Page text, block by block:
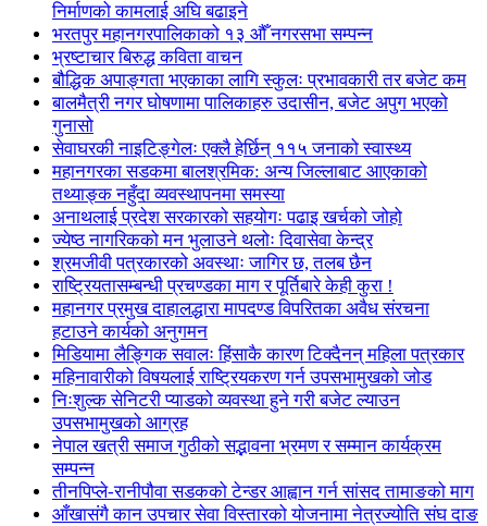
निर्माणको कामलाई अघि बढाइने
भरतपुर महानगरपालिकाको १३ औँ नगरसभा सम्पन्न
भ्रष्टाचार बिरुद्ध कविता वाचन
बौद्धिक अपाङ्गता भएकाका लागि स्कुलः प्रभावकारी तर बजेट कम
बालमैत्री नगर घोषणामा पालिकाहरु उदासीन, बजेट अपुग भएको
गुनासो
सेवाघरकी नाइटिङ्गेलः एक्लै हेर्छिन् ११५ जनाको स्वास्थ्य
महानगरका सडकमा बालश्रमिक: अन्य जिल्लाबाट आएकाको
तथ्याङ्क नहुँदा व्यवस्थापनमा समस्या
अनाथलाई प्रदेश सरकारको सहयोगः पढाइ खर्चको जोहो
ज्येष्ठ नागरिकको मन भुलाउने थलोः दिवासेवा केन्द्र
श्रमजीवी पत्रकारको अवस्थाः जागिर छ, तलब छैन
राष्ट्रियतासम्बन्धी प्रचण्डका माग र पूर्तिबारे केही कुरा !
महानगर प्रमुख दाहालद्धारा मापदण्ड विपरितका अवैध संरचना
हटाउने कार्यको अनुगमन
मिडियामा लैङ्गिक सवालः हिंसाकै कारण टिक्दैनन् महिला पत्रकार
महिनावारीको विषयलाई राष्ट्रियकरण गर्न उपसभामुखको जोड
निःशुल्क सेनिटरी प्याडको व्यवस्था हुने गरी बजेट ल्याउन
उपसभामुखको आग्रह
नेपाल खत्री समाज गुठीको सद्भावना भ्रमण र सम्मान कार्यक्रम
सम्पन्न
तीनपिप्ले-रानीपौवा सडकको टेन्डर आह्वान गर्न सांसद तामाङको माग
आँखासंगै कान उपचार सेवा विस्तारको योजनामा नेत्रज्योति संघ दाङ